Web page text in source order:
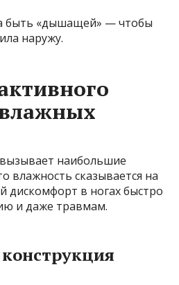
быть «дышащей» — чтобы
наружу.
наибольшие
влажность сказывается на
дискомфорт в ногах быстро
и даже травмам.